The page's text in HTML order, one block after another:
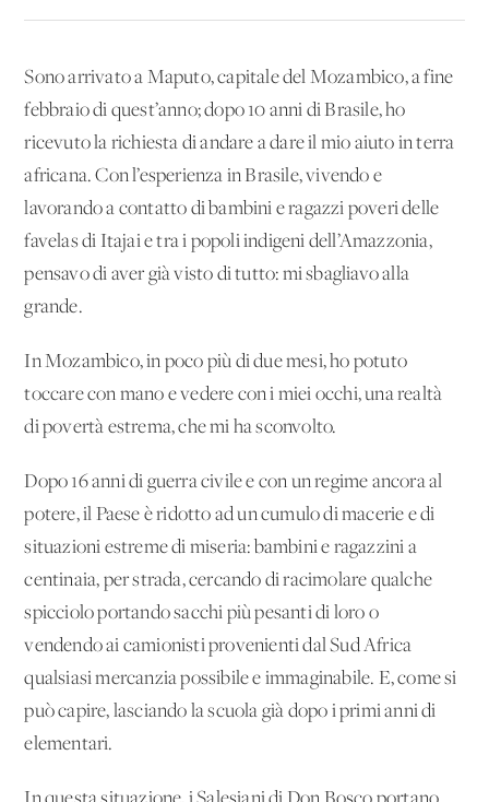
Sono arrivato a Maputo, capitale del Mozambico, a fine
febbraio di quest’anno; dopo 10 anni di Brasile, ho
ricevuto la richiesta di andare a dare il mio aiuto in terra
africana. Con l’esperienza in Brasile, vivendo e
lavorando a contatto di bambini e ragazzi poveri delle
favelas di Itajai e tra i popoli indigeni dell’Amazzonia,
pensavo di aver già visto di tutto: mi sbagliavo alla
grande.
In Mozambico, in poco più di due mesi, ho potuto
toccare con mano e vedere con i miei occhi, una realtà
di povertà estrema, che mi ha sconvolto.
Dopo 16 anni di guerra civile e con un regime ancora al
potere, il Paese è ridotto ad un cumulo di macerie e di
situazioni estreme di miseria: bambini e ragazzini a
centinaia, per strada, cercando di racimolare qualche
spicciolo portando sacchi più pesanti di loro o
vendendo ai camionisti provenienti dal Sud Africa
qualsiasi mercanzia possibile e immaginabile. E, come si
può capire, lasciando la scuola già dopo i primi anni di
elementari.